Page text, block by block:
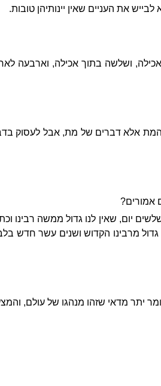
את העניים שאין יינותיהן טובות.
ושלשה בתוך אכילה, וארבעה
המת אלא דברים של מת, אבל לעסוק
אמורים?
יום, שאין לנו גדול ממשה רבינו
גדול מרבינו הקדוש ושנים עשר חדש
יתר מדאי שזהו מנהגו של עולם,